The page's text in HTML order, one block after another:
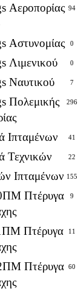
Αεροπορίας 94
Αστυνομίας 0
Λιμενικού 0
Ναυτικού 7
Πολεμικής
296
Ιπταμένων 41
Τεχνικών 22
Ιπταμένων 155
Πτέρυγα
9
Πτέρυγα
11
Πτέρυγα 60